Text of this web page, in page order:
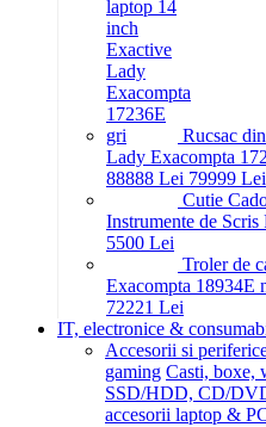
Rucsac
Lady Exacompta
88888 Lei 79999 Lei
Cutie
Instrumente de Scris
5500 Lei
Troler de
Exacompta 18934E
72221 Lei
IT, electronice &
Accesorii si
gaming Casti, boxe,
SSD/HDD, CD/
accesorii laptop &